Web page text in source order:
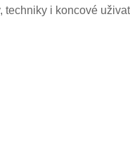
techniky i koncové